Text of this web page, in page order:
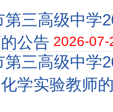
第三高级中学
公告 2026-07-
第三高级中学
学实验教师